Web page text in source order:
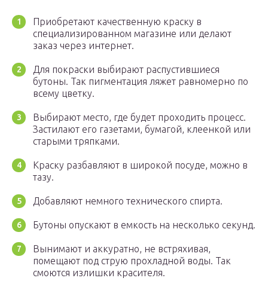
Приобретают качественную краску в
специализированном магазине или делают
заказ через интернет.
Для покраски выбирают распустившиеся
бутоны. Так пигментация ляжет равномерно по
всему цветку.
Выбирают место, где будет проходить процесс.
Застилают его газетами, бумагой, клеенкой или
старыми тряпками.
Краску разбавляют в широкой посуде, можно в
тазу.
Добавляют немного технического спирта.
Бутоны опускают в емкость на несколько секунд.
Вынимают и аккуратно, не встряхивая,
помещают под струю прохладной воды. Так
смоются излишки красителя.